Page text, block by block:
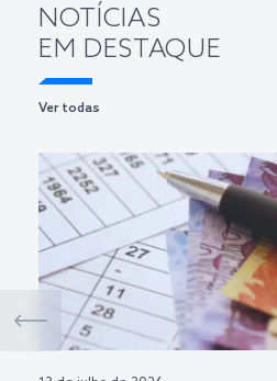
NOTÍCIAS
EM DESTAQUE
Ver todas